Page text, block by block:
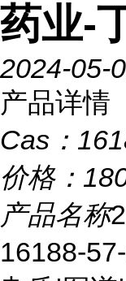
药业-
2024-05-
产品详情
Cas：
价格：
产品名称
16188-